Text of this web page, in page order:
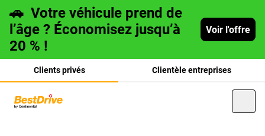
🚗 Votre véhicule prend de
l’âge ? Économisez jusqu’à
20 % !
Voir l'offre
Clients privés Clientèle entreprises